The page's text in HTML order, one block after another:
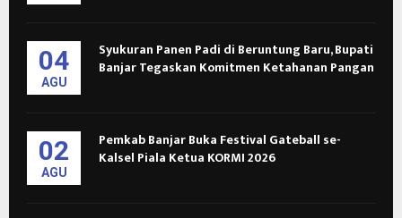
04
AGU
Syukuran Panen Padi di Beruntung Baru, Bupati
Banjar Tegaskan Komitmen Ketahanan Pangan
02
AGU
Pemkab Banjar Buka Festival Gateball se-
Kalsel Piala Ketua KORMI 2026